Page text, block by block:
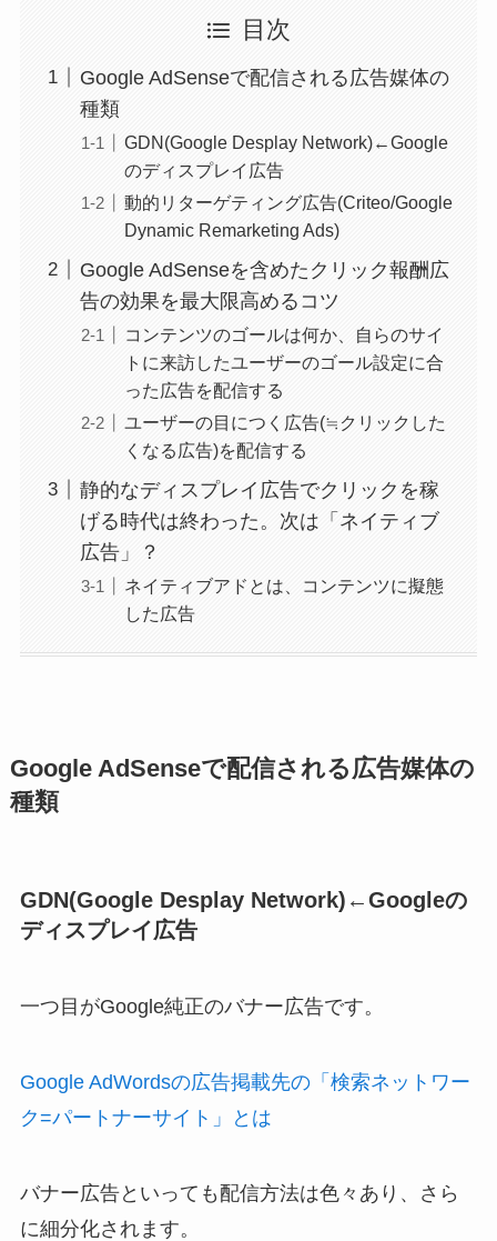
目次
Google AdSenseで配信される広告媒体の
種類
GDN(Google Desplay Network)←Google
のディスプレイ広告
動的リターゲティング広告(Criteo/Google
Dynamic Remarketing Ads)
Google AdSenseを含めたクリック報酬広
告の効果を最大限高めるコツ
コンテンツのゴールは何か、自らのサイ
トに来訪したユーザーのゴール設定に合
った広告を配信する
ユーザーの目につく広告(≒クリックした
くなる広告)を配信する
静的なディスプレイ広告でクリックを稼
げる時代は終わった。次は「ネイティブ
広告」？
ネイティブアドとは、コンテンツに擬態
した広告
Google AdSenseで配信される広告媒体の
種類
GDN(Google Desplay Network)←Googleの
ディスプレイ広告
一つ目がGoogle純正のバナー広告です。
Google AdWordsの広告掲載先の「検索ネットワー
ク=パートナーサイト」とは
バナー広告といっても配信方法は色々あり、さら
に細分化されます。